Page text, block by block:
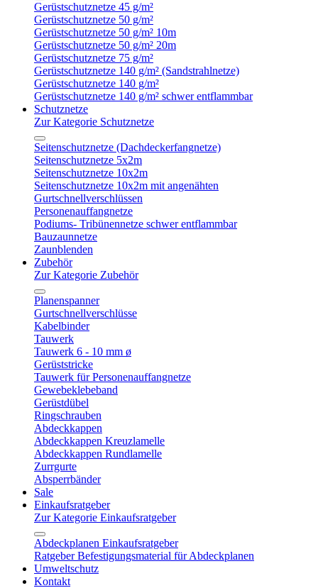
Gerüstschutznetze 45 g/m²
Gerüstschutznetze 50 g/m²
Gerüstschutznetze 50 g/m² 10m
Gerüstschutznetze 50 g/m² 20m
Gerüstschutznetze 75 g/m²
Gerüstschutznetze 140 g/m² (Sandstrahlnetze)
Gerüstschutznetze 140 g/m²
Gerüstschutznetze 140 g/m² schwer entflammbar
Schutznetze
Zur Kategorie Schutznetze
Seitenschutznetze (Dachdeckerfangnetze)
Seitenschutznetze 5x2m
Seitenschutznetze 10x2m
Seitenschutznetze 10x2m mit angenähten
Gurtschnellverschlüssen
Personenauffangnetze
Podiums- Tribünennetze schwer entflammbar
Bauzaunnetze
Zaunblenden
Zubehör
Zur Kategorie Zubehör
Planenspanner
Gurtschnellverschlüsse
Kabelbinder
Tauwerk
Tauwerk 6 - 10 mm ø
Gerüststricke
Tauwerk für Personenauffangnetze
Gewebeklebeband
Gerüstdübel
Ringschrauben
Abdeckkappen
Abdeckkappen Kreuzlamelle
Abdeckkappen Rundlamelle
Zurrgurte
Absperrbänder
Sale
Einkaufsratgeber
Zur Kategorie Einkaufsratgeber
Abdeckplanen Einkaufsratgeber
Ratgeber Befestigungsmaterial für Abdeckplanen
Umweltschutz
Kontakt